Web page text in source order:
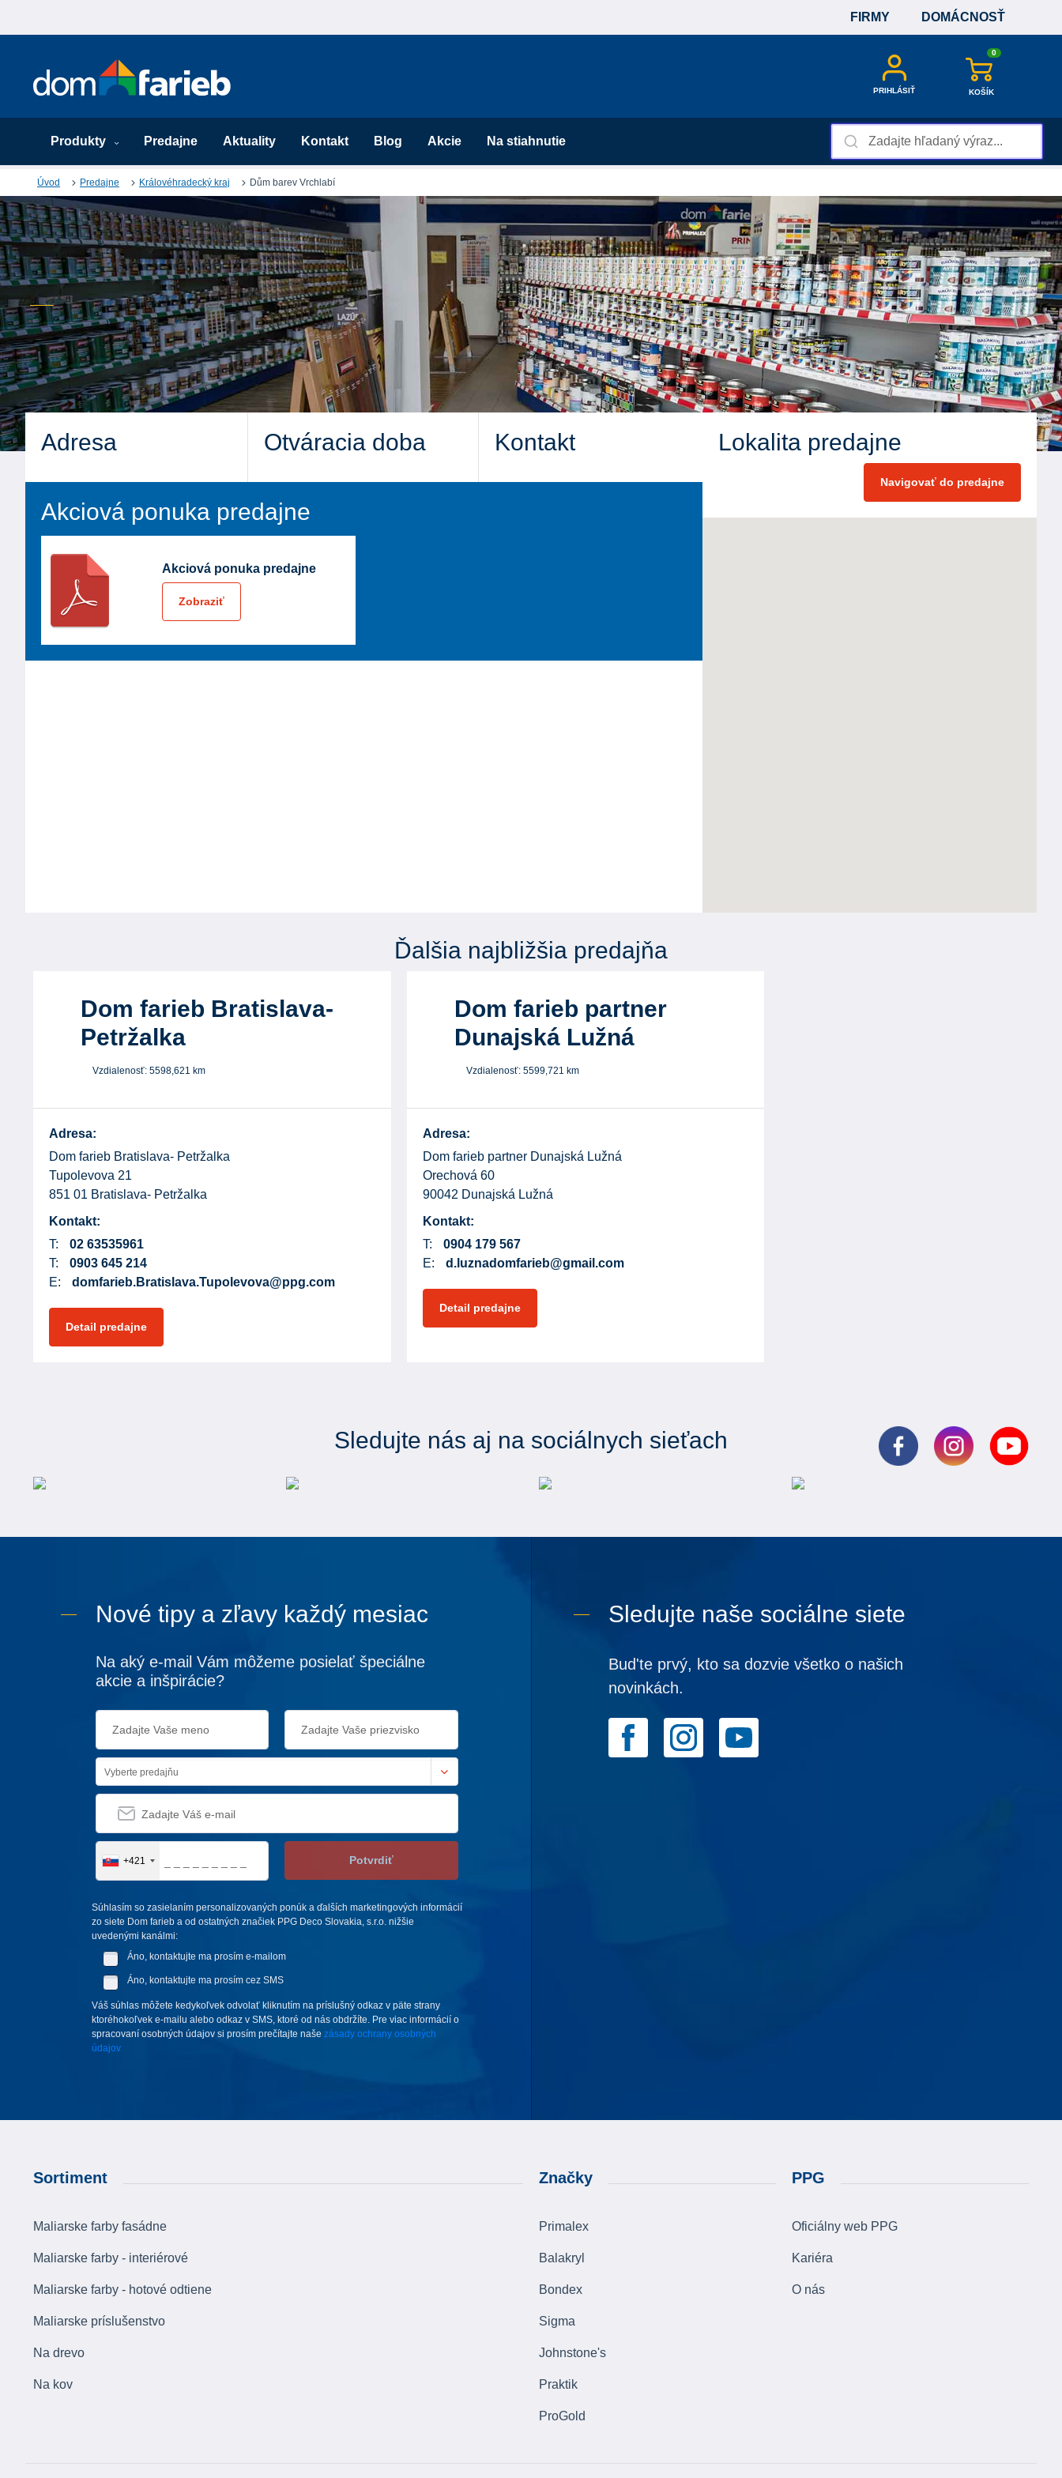
FIRMY DOMÁCNOSŤ
PRIHLÁSIŤ
0
KOŠÍK
Produkty Predajne Aktuality Kontakt Blog Akcie Na stiahnutie
Úvod Predajne Královéhradecký kraj Dům barev Vrchlabí
Adresa Otváracia doba Kontakt
Akciová ponuka predajne
Akciová ponuka predajne
Zobraziť
Lokalita predajne
Navigovať do predajne
Ďalšia najbližšia predajňa
Dom farieb Bratislava-
Petržalka
Vzdialenosť: 5598,621 km
Adresa:
Dom farieb Bratislava- Petržalka
Tupolevova 21
851 01 Bratislava- Petržalka
Kontakt:
T:
02 63535961
T:
0903 645 214
E:
domfarieb.Bratislava.Tupolevova@ppg.com
Detail predajne
Dom farieb partner
Dunajská Lužná
Vzdialenosť: 5599,721 km
Adresa:
Dom farieb partner Dunajská Lužná
Orechová 60
90042 Dunajská Lužná
Kontakt:
T:
0904 179 567
E:
d.luznadomfarieb@gmail.com
Detail predajne
Sledujte nás aj na sociálnych sieťach
Nové tipy a zľavy každý mesiac
Na aký e-mail Vám môžeme posielať špeciálne
akcie a inšpirácie?
Vyberte predajňu
+421 Potvrdiť
Súhlasím so zasielaním personalizovaných ponúk a ďalších marketingových informácií
zo siete Dom farieb a od ostatných značiek PPG Deco Slovakia, s.r.o. nižšie
uvedenými kanálmi:
Áno, kontaktujte ma prosím e-mailom
Áno, kontaktujte ma prosím cez SMS
Váš súhlas môžete kedykoľvek odvolať kliknutím na príslušný odkaz v päte strany
ktoréhokoľvek e-mailu alebo odkaz v SMS, ktoré od nás obdržíte. Pre viac informácií o
spracovaní osobných údajov si prosím prečítajte naše zásady ochrany osobných
údajov
Sledujte naše sociálne siete
Bud'te prvý, kto sa dozvie všetko o našich
novinkách.
Sortiment
Maliarske farby fasádne
Maliarske farby - interiérové
Maliarske farby - hotové odtiene
Maliarske príslušenstvo
Na drevo
Na kov
Značky
Primalex
Balakryl
Bondex
Sigma
Johnstone's
Praktik
ProGold
PPG
Oficiálny web PPG
Kariéra
O nás